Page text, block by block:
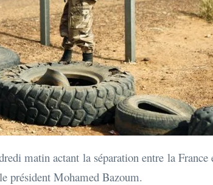
matin actant la séparation entre la
président Mohamed Bazoum.